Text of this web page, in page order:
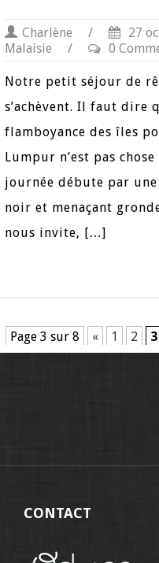
Charlène / 27
Malaisie
/ 0
Notre petit séjour de
s’achèvent. Il faut dire
flamboyance des îles
Lumpur n’est pas
journée débute par
noir et menaçant
nous invite, […]
Page 3 sur 8 « 1 2 3
CONTACT